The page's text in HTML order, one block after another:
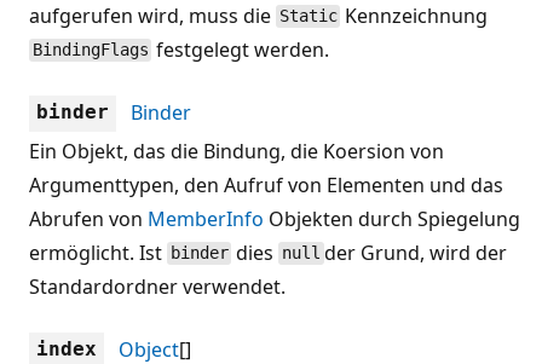
aufgerufen wird, muss die Static Kennzeichnung
BindingFlags festgelegt werden.
binder
Binder
Ein Objekt, das die Bindung, die Koersion von
Argumenttypen, den Aufruf von Elementen und das
Abrufen von MemberInfo Objekten durch Spiegelung
ermöglicht. Ist binder dies null der Grund, wird der
Standardordner verwendet.
index Object[]